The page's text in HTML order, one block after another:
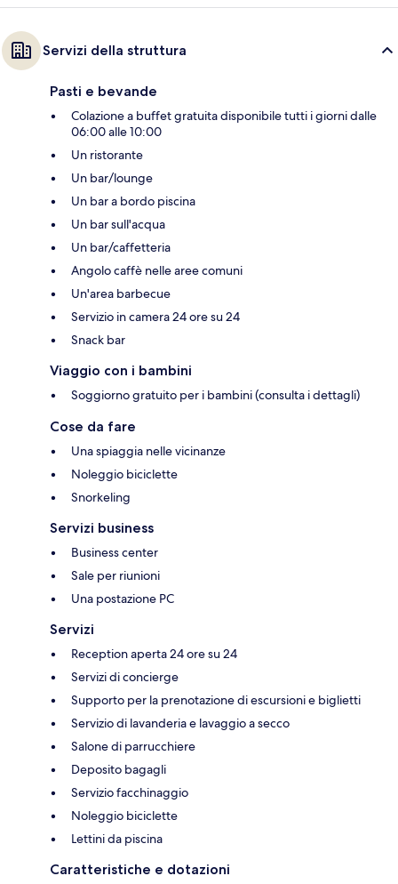
Servizi della struttura
Pasti e bevande
Colazione a buffet gratuita disponibile tutti i giorni dalle
06:00 alle 10:00
Un ristorante
Un bar/lounge
Un bar a bordo piscina
Un bar sull'acqua
Un bar/caffetteria
Angolo caffè nelle aree comuni
Un'area barbecue
Servizio in camera 24 ore su 24
Snack bar
Viaggio con i bambini
Soggiorno gratuito per i bambini (consulta i dettagli)
Cose da fare
Una spiaggia nelle vicinanze
Noleggio biciclette
Snorkeling
Servizi business
Business center
Sale per riunioni
Una postazione PC
Servizi
Reception aperta 24 ore su 24
Servizi di concierge
Supporto per la prenotazione di escursioni e biglietti
Servizio di lavanderia e lavaggio a secco
Salone di parrucchiere
Deposito bagagli
Servizio facchinaggio
Noleggio biciclette
Lettini da piscina
Caratteristiche e dotazioni